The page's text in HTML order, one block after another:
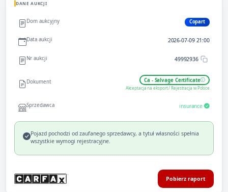
DANE AUKCJI
Dom aukcyjny Copart
Data aukcji 2026-07-09 21:00
Nr aukcji 49992936
Dokument Ca - Salvage Certificate
Akceptacja na eksport / Rejestracja w Polsce
Sprzedawca insurance
Pojazd pochodzi od zaufanego sprzedawcy, a tytuł własności spełnia
wszystkie wymogi rejestracyjne.
Pobierz raport